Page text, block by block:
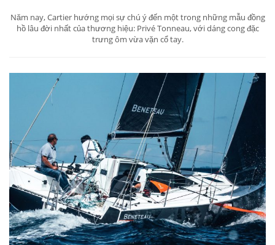
Năm nay, Cartier hướng mọi sự chú ý đến một trong những mẫu đồng
hồ lâu đời nhất của thương hiệu: Privé Tonneau, với dáng cong đặc
trưng ôm vừa vặn cổ tay.